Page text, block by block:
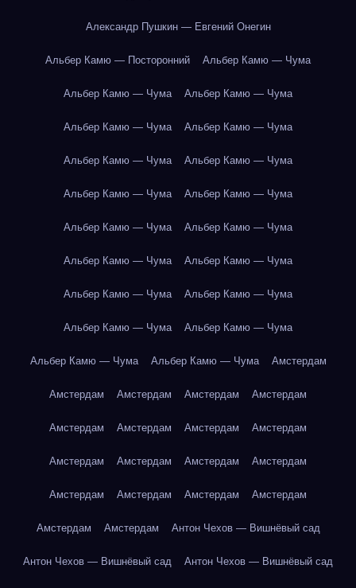
Александр Пушкин — Евгений Онегин
Альбер Камю — Посторонний Альбер Камю — Чума
Альбер Камю — Чума Альбер Камю — Чума
Альбер Камю — Чума Альбер Камю — Чума
Альбер Камю — Чума Альбер Камю — Чума
Альбер Камю — Чума Альбер Камю — Чума
Альбер Камю — Чума Альбер Камю — Чума
Альбер Камю — Чума Альбер Камю — Чума
Альбер Камю — Чума Альбер Камю — Чума
Альбер Камю — Чума Альбер Камю — Чума
Альбер Камю — Чума Альбер Камю — Чума Амстердам
Амстердам Амстердам Амстердам Амстердам
Амстердам Амстердам Амстердам Амстердам
Амстердам Амстердам Амстердам Амстердам
Амстердам Амстердам Амстердам Амстердам
Амстердам Амстердам Антон Чехов — Вишнёвый сад
Антон Чехов — Вишнёвый сад Антон Чехов — Вишнёвый сад